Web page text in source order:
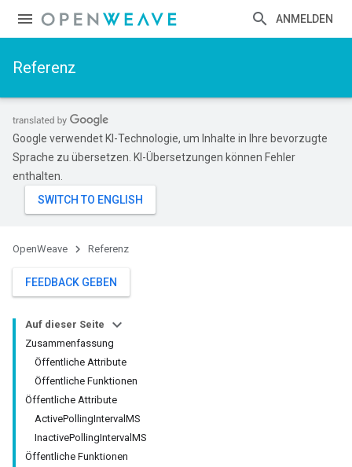
ANMELDEN
Referenz
Google verwendet KI-Technologie, um Inhalte in Ihre bevorzugte
Sprache zu übersetzen. KI-Übersetzungen können Fehler
enthalten.
OpenWeave Referenz
FEEDBACK GEBEN
Auf dieser Seite
Zusammenfassung
Öffentliche Attribute
Öffentliche Funktionen
Öffentliche Attribute
ActivePollingIntervalMS
InactivePollingIntervalMS
Öffentliche Funktionen